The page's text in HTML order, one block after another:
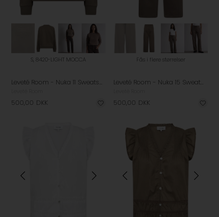
S, 8420-LIGHT MOCCA
Leveté Room - Nuka 11 Sweatshirt - Light Mocca
500,00 DKK
Fås i flere størrelser
Leveté Room - Nuka 15 Sweatpants - Light Mocca
500,00 DKK